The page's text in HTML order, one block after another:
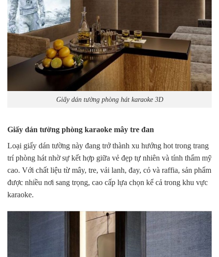
Giấy dán tường phòng hát karaoke 3D
Giấy dán tường phòng karaoke mây tre đan
Loại giấy dán tường này đang trở thành xu hướng hot trong trang
trí phòng hát nhờ sự kết hợp giữa vẻ đẹp tự nhiên và tính thẩm mỹ
cao. Với chất liệu từ mây, tre, vải lanh, đay, cỏ và raffia, sản phẩm
được nhiều nơi sang trọng, cao cấp lựa chọn kể cả trong khu vực
karaoke.